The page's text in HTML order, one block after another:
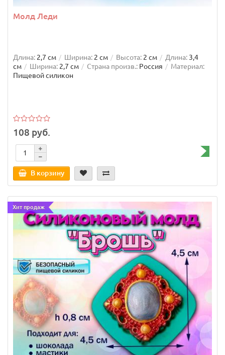
Молд Леди
Длина: 2,7 см Ширина: 2 см Высота: 2 см Длина: 3,4
см
Ширина: 2,7 см Страна произв.: Россия
Материал:
Пищевой силикон
108 руб.
В корзину
Хит продаж